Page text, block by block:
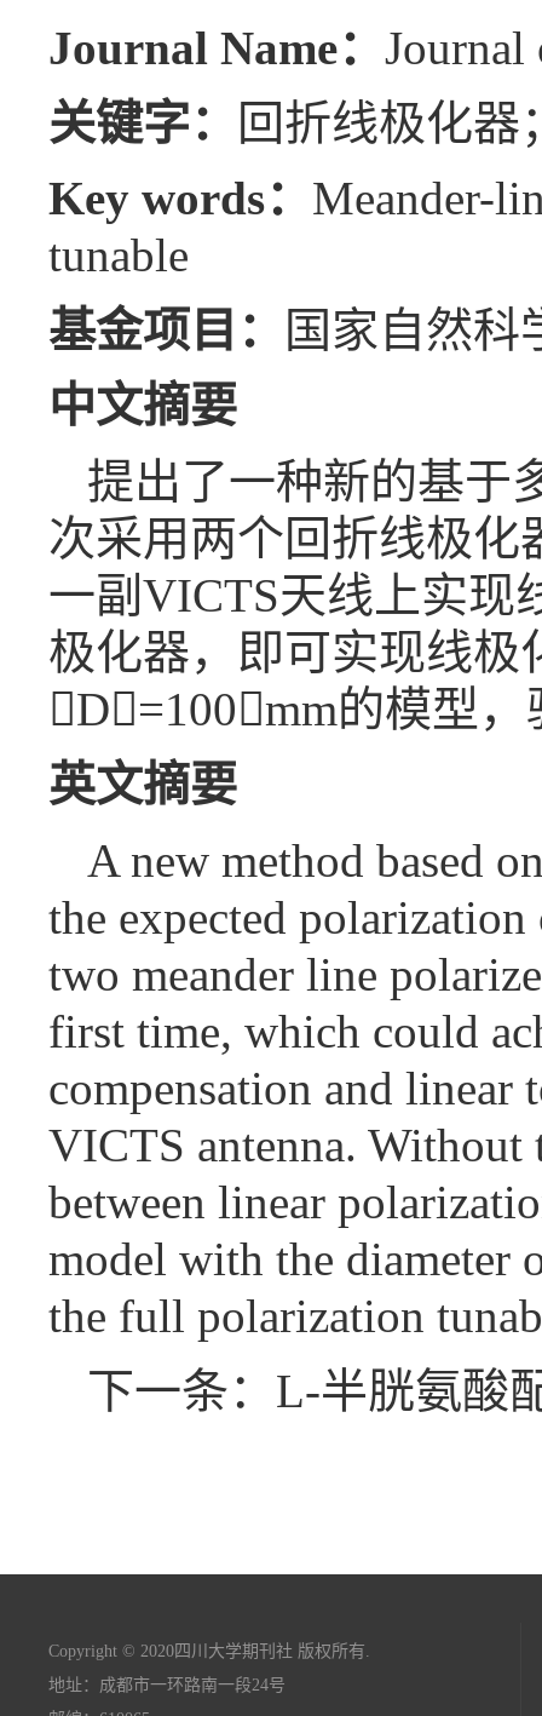
Journal Name： Journal
关键字：
回折线极化器
Key words： Meander-
tunable
基金项目：
国家自然科
中文摘要
提出了一种新的基于
次采用两个回折线极
一副VICTS天线上实现
极化器，即可实现线极
D=100mm的模型
英文摘要
A new method based
the expected
two meander line
first time, which could
compensation and linear
VICTS antenna. Without
between linear
model with the diameter
the full polarization
下一条：L-半胱氨酸
Copyright © 2020四川大学期刊社 版权所有.
地址：成都市一环路南一段24号